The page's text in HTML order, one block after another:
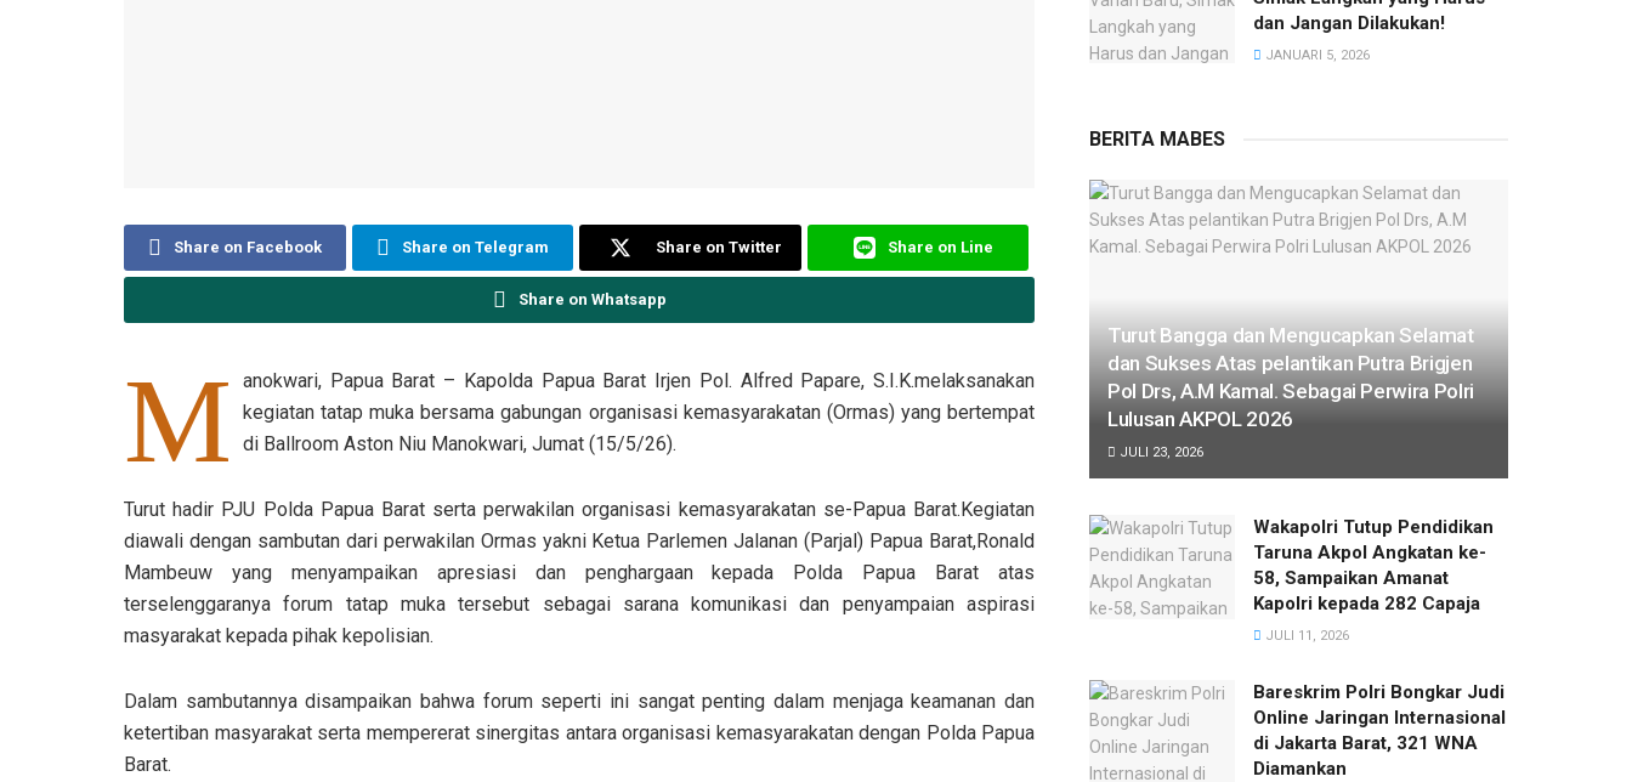
Share on Facebook Share on Telegram Share on Twitter Share on Line
Share on Whatsapp
M
anokwari, Papua Barat – Kapolda Papua Barat Irjen Pol. Alfred Papare, S.I.K.melaksanakan
kegiatan tatap muka bersama gabungan organisasi kemasyarakatan (Ormas) yang bertempat
di Ballroom Aston Niu Manokwari, Jumat (15/5/26).
Turut hadir PJU Polda Papua Barat serta perwakilan organisasi kemasyarakatan se-Papua Barat.Kegiatan
diawali dengan sambutan dari perwakilan Ormas yakni Ketua Parlemen Jalanan (Parjal) Papua Barat,Ronald
Mambeuw yang menyampaikan apresiasi dan penghargaan kepada Polda Papua Barat atas
terselenggaranya forum tatap muka tersebut sebagai sarana komunikasi dan penyampaian aspirasi
masyarakat kepada pihak kepolisian.
Dalam sambutannya disampaikan bahwa forum seperti ini sangat penting dalam menjaga keamanan dan
ketertiban masyarakat serta mempererat sinergitas antara organisasi kemasyarakatan dengan Polda Papua
Barat.
dan Jangan Dilakukan!
JANUARI 5, 2026
BERITA MABES
Turut Bangga dan Mengucapkan Selamat
dan Sukses Atas pelantikan Putra Brigjen
Pol Drs, A.M Kamal. Sebagai Perwira Polri
Lulusan AKPOL 2026
JULI 23, 2026
Wakapolri Tutup Pendidikan
Taruna Akpol Angkatan ke-
58, Sampaikan Amanat
Kapolri kepada 282 Capaja
JULI 11, 2026
Bareskrim Polri Bongkar Judi
Online Jaringan Internasional
di Jakarta Barat, 321 WNA
Diamankan